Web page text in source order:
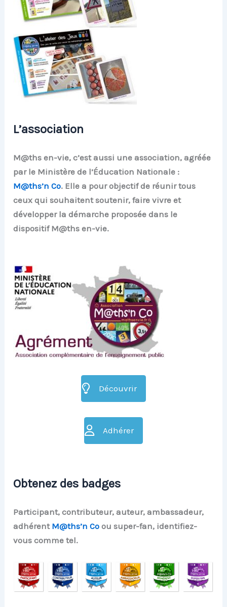
L’association
M@ths en-vie, c’est aussi une association, agréée
par le Ministère de l’Éducation Nationale :
M@ths’n Co. Elle a pour objectif de réunir tous
ceux qui souhaitent soutenir, faire vivre et
développer la démarche proposée dans le
dispositif M@ths en-vie.
Découvrir
Adhérer
Obtenez des badges
Participant, contributeur, auteur, ambassadeur,
adhérent M@ths’n Co ou super-fan, identifiez-
vous comme tel.